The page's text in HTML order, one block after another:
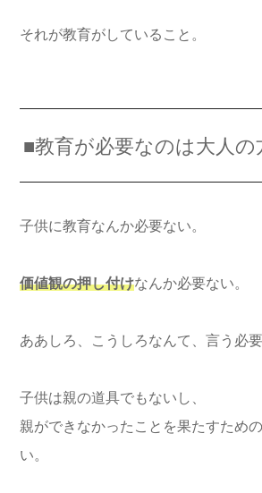
それが教育がしていること。
■教育が必要なのは大人の
子供に教育なんか必要ない。
価値観の押し付けなんか必要ない。
ああしろ、こうしろなんて、言う必要
子供は親の道具でもないし、
親ができなかったことを果たすための
い。